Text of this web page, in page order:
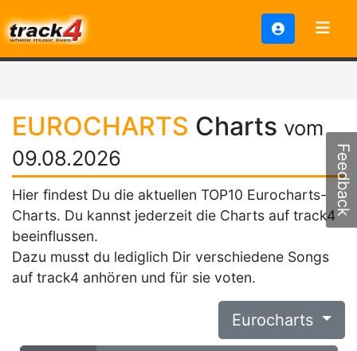
EUROCHARTS Charts vom
09.08.2026
Hier findest Du die aktuellen TOP10 Eurocharts-
Charts. Du kannst jederzeit die Charts auf track4
beeinflussen.
Dazu musst du lediglich Dir verschiedene Songs
auf track4 anhören und für sie voten.
Eurocharts
Feedback